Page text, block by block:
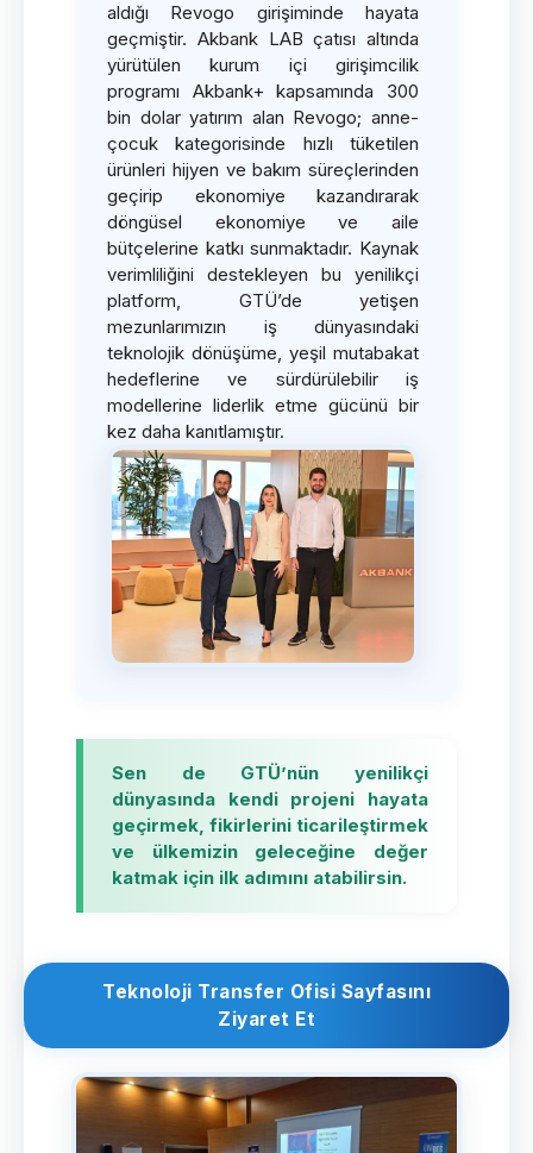
aldığı Revogo girişiminde hayata
geçmiştir. Akbank LAB çatısı altında
yürütülen kurum içi girişimcilik
programı Akbank+ kapsamında 300
bin dolar yatırım alan Revogo; anne-
çocuk kategorisinde hızlı tüketilen
ürünleri hijyen ve bakım süreçlerinden
geçirip ekonomiye kazandırarak
döngüsel ekonomiye ve aile
bütçelerine katkı sunmaktadır. Kaynak
verimliliğini destekleyen bu yenilikçi
platform, GTÜ’de yetişen
mezunlarımızın iş dünyasındaki
teknolojik dönüşüme, yeşil mutabakat
hedeflerine ve sürdürülebilir iş
modellerine liderlik etme gücünü bir
kez daha kanıtlamıştır.
Sen de GTÜ’nün yenilikçi
dünyasında kendi projeni hayata
geçirmek, fikirlerini ticarileştirmek
ve ülkemizin geleceğine değer
katmak için ilk adımını atabilirsin.
Teknoloji Transfer Ofisi Sayfasını
Ziyaret Et